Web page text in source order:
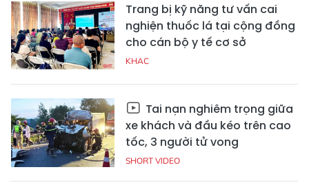
Trang bị kỹ năng tư vấn cai
nghiện thuốc lá tại cộng đồng
cho cán bộ y tế cơ sở
KHAC
Tai nạn nghiêm trọng giữa
xe khách và đầu kéo trên cao
tốc, 3 người tử vong
SHORT VIDEO